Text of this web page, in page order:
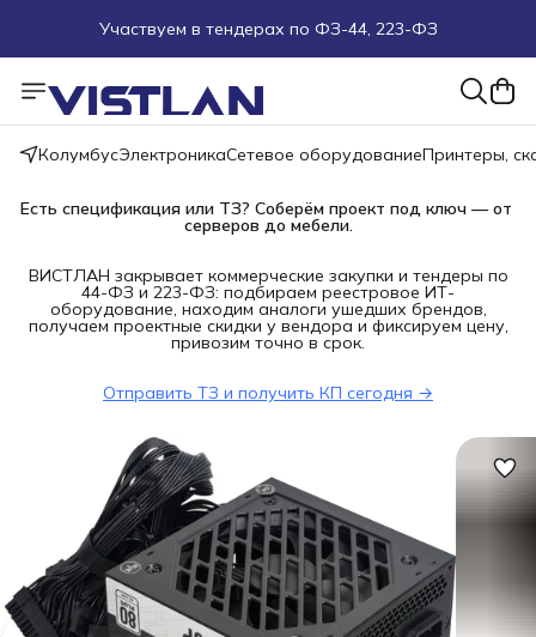
Пуско-наладочные работы
КолумбусЭлектроникаСетевое оборудованиеПринтеры,
Есть спецификация или ТЗ? Соберём проект под ключ — от
серверов до мебели.
ВИСТЛАН закрывает коммерческие закупки и тендеры по
44-ФЗ и 223-ФЗ: подбираем реестровое ИТ-
оборудование, находим аналоги ушедших брендов,
получаем проектные скидки у вендора и фиксируем цену,
привозим точно в срок.
Отправить ТЗ и получить КП сегодня →